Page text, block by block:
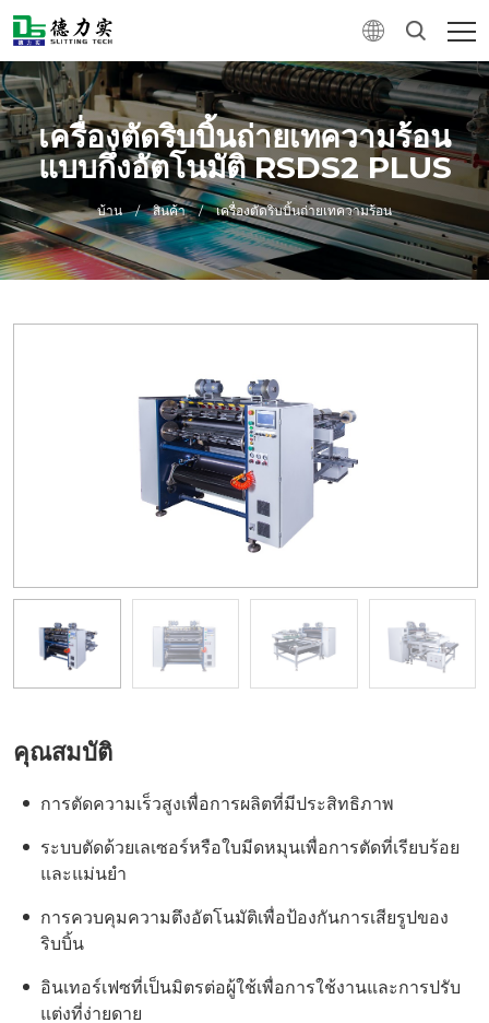
เครื่องตัดริบบิ้นถ่ายเทความร้อน
แบบกึ่งอัตโนมัติ RSDS2 PLUS
บ้าน / สินค้า / เครื่องตัดริบบิ้นถ่ายเทความร้อน0
คุณสมบัติ
การตัดความเร็วสูงเพื่อการผลิตที่มีประสิทธิภาพ
ระบบตัดด้วยเลเซอร์หรือใบมีดหมุนเพื่อการตัดที่เรียบร้อย
และแม่นยำ
การควบคุมความตึงอัตโนมัติเพื่อป้องกันการเสียรูปของ
ริบบิ้น
อินเทอร์เฟซที่เป็นมิตรต่อผู้ใช้เพื่อการใช้งานและการปรับ
แต่งที่ง่ายดาย